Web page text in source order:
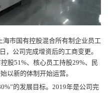
市国有控股混合所有制企业员工
，公司完成增资后的工商变更。
股51%、核心员工持股29%、民
以新的体制开始运营。
的发展目标。2019年是公司完